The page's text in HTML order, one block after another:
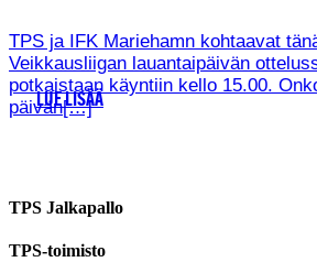
TPS ja IFK Mariehamn kohtaavat
Veikkausliigan lauantaipäivän
potkaistaan käyntiin kello 15.00.
päivän[…]
LUE LISÄÄ
TPS Jalkapallo
TPS-toimisto